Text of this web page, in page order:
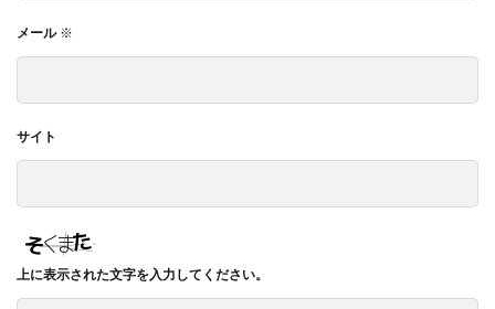
メール ※
サイト
上に表示された文字を入力してください。